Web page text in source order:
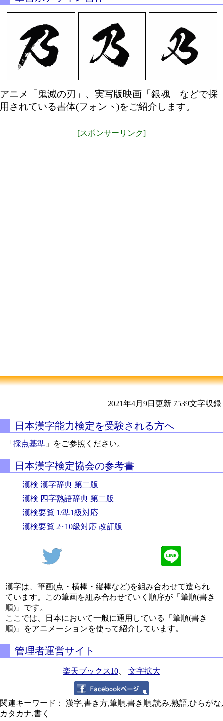
アニメ「鬼滅の刃」、実写版映画「銀魂」などで採
用されている書体(フォント)をご紹介します。
[スポンサーリンク]
2021年4月9日更新 7539文字収録
日本漢字能力検定を受験される方へ
「採点基準 」をご参照ください。
日本漢字検定協会の参考書
漢検 漢字辞典 第二版
漢検 四字熟語辞典 第二版
漢検要覧 1/準1級対応
漢検要覧 2~10級対応 改訂版
漢字は、筆画(点・横棒・縦棒など)を組み合わせて造られ
ています。この筆画を組み合わせていく順序が「筆順(書き
順)」です。
ここでは、日本において一般に通用している「筆順(書き
順)」をアニメーションを使って紹介しています。
管理者運営サイト
楽天ブックス10 文字拡大
関連キーワード： 漢字,書き方,筆順,書き順,読み,熟語,ひらがな,
カタカナ,書く